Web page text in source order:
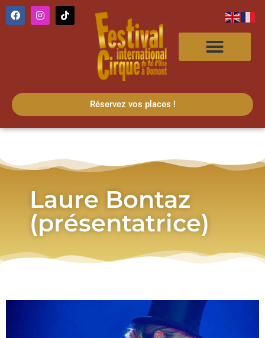
Réservez vos places !
Laure Bontaz
(présentatrice)